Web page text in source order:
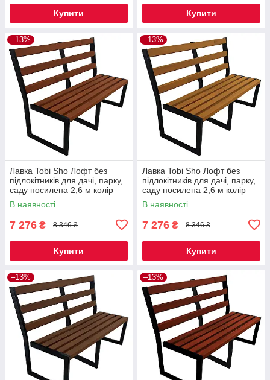
Купити Купити
–13%
Лавка Tobi Sho Лофт без
підлокітників для дачі, парку,
саду посилена 2,6 м колір
макасар
В наявності
7 276 ₴ 8 346 ₴
Купити
–13%
Лавка Tobi Sho Лофт без
підлокітників для дачі, парку,
саду посилена 2,6 м колір
дуб
В наявності
7 276 ₴ 8 346 ₴
Купити
–13% –13%